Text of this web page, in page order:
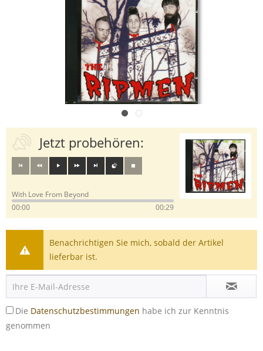
Jetzt probehören:
With Love From Beyond
00:00
00:29
Benachrichtigen Sie mich, sobald der Artikel
lieferbar ist.
Die Datenschutzbestimmungen habe ich zur Kenntnis
genommen